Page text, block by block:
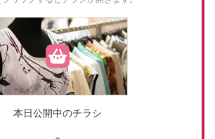
本日公開中のチラシ